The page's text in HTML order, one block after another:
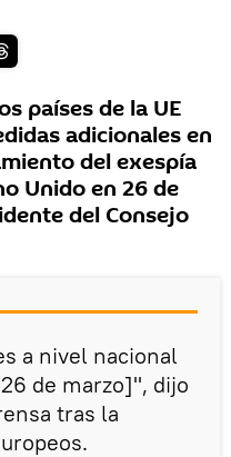
países de la UE
adicionales en
del exespía
Unido en 26 de
del Consejo
a nivel nacional
de marzo]", dijo
tras la